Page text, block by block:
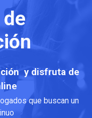
y disfruta de
que buscan un